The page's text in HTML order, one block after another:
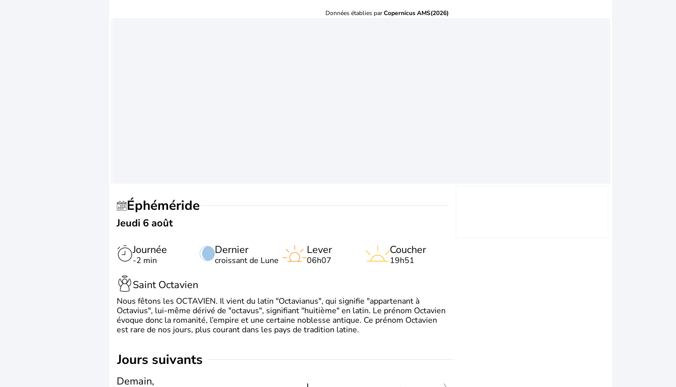
Données établies parCopernicus AMS(2026)
Éphéméride
Jeudi 6 août
Journée
-2 min
Dernier
croissant de Lune
Lever
06h07
Coucher
19h51
Saint Octavien
Nous fêtons les OCTAVIEN. Il vient du latin "Octavianus", qui signifie "appartenant à
Octavius", lui-même dérivé de "octavus", signifiant "huitième" en latin. Le prénom Octavien
évoque donc la romanité, l’empire et une certaine noblesse antique. Ce prénom Octavien
est rare de nos jours, plus courant dans les pays de tradition latine.
jours suivants
Demain,